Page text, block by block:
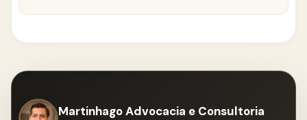
a documentação necessária para futuras
Martinhago Advocacia e Consultoria